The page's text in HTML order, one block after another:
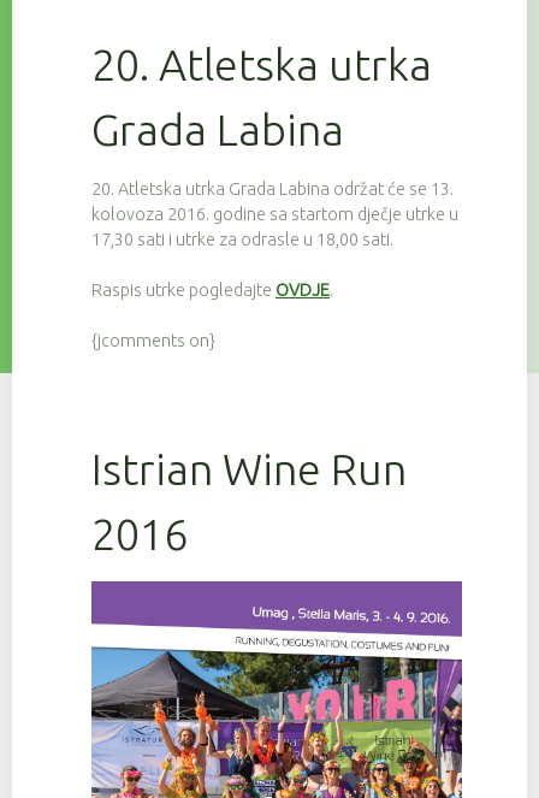
20. Atletska utrka
Grada Labina
20. Atletska utrka Grada Labina održat će se 13.
kolovoza 2016. godine sa startom dječje utrke u
17,30 sati i utrke za odrasle u 18,00 sati.
Raspis utrke pogledajte OVDJE.
{jcomments on}
Istrian Wine Run
2016